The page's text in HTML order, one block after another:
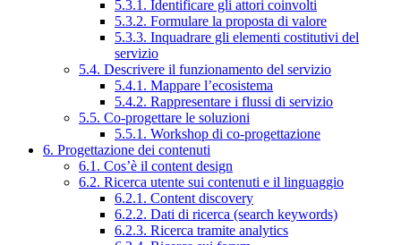
5.3.1. Identificare gli attori coinvolti
5.3.2. Formulare la proposta di valore
5.3.3. Inquadrare gli elementi costitutivi del
servizio
5.4. Descrivere il funzionamento del servizio
5.4.1. Mappare l’ecosistema
5.4.2. Rappresentare i flussi di servizio
5.5. Co-progettare le soluzioni
5.5.1. Workshop di co-progettazione
6. Progettazione dei contenuti
6.1. Cos’è il content design
6.2. Ricerca utente sui contenuti e il linguaggio
6.2.1. Content discovery
6.2.2. Dati di ricerca (search keywords)
6.2.3. Ricerca tramite analytics